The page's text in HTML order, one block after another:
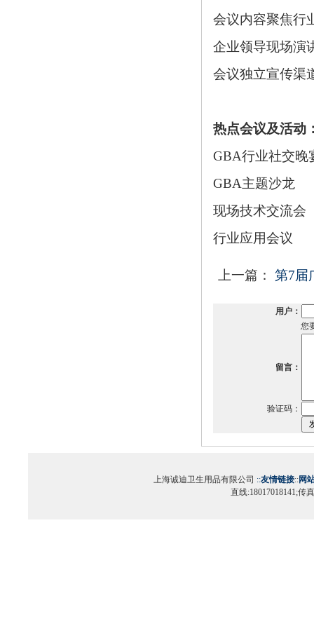
会议内容聚焦行
企业领导现场演
会议独立宣传渠
热点会议及活动
GBA行业社交晚
GBA主题沙龙
现场技术交流会
行业应用会议
上一篇： 第7届
用户：
您
留言：
验证码：
上海诚迪卫生用品有限公司 ::友情链接::网
直线:18017018141;传